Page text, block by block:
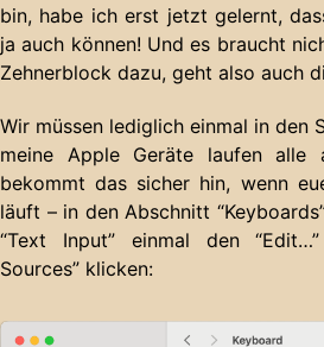
bin, habe ich erst jetzt gelernt,
ja auch können! Und es braucht
Zehnerblock dazu, geht also auch
Wir müssen lediglich einmal in den
meine Apple Geräte laufen alle
bekommt das sicher hin, wenn
läuft – in den Abschnitt
“Text Input” einmal den
Sources” klicken: